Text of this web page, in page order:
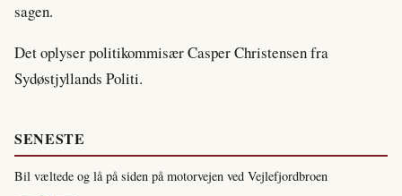
sagen.
Det oplyser politikommisær Casper Christensen fra
Sydøstjyllands Politi.
SENESTE
Bil væltede og lå på siden på motorvejen ved Vejlefjordbroen